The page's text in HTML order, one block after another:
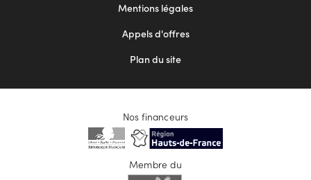
Mentions légales
Appels d'offres
Plan du site
Nos financeurs
Membre du